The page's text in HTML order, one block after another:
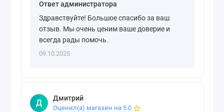
Ответ администратора
Здравствуйте! Большое спасибо за ваш
отзыв. Мы очень ценим ваше доверие и
всегда рады помочь.
09.10.2025
Д Дмитрий
Оценил(а) магазин на 5.0